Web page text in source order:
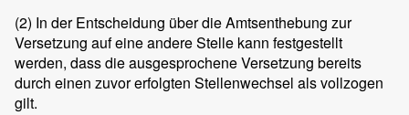
(2) In der Entscheidung über die Amtsenthebung zur
Versetzung auf eine andere Stelle kann festgestellt
werden, dass die ausgesprochene Versetzung bereits
durch einen zuvor erfolgten Stellenwechsel als vollzogen
gilt.